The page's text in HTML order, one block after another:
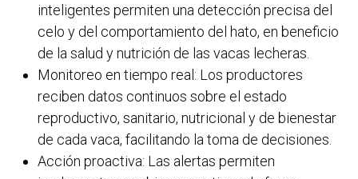
inteligentes permiten una detección precisa del
celo y del comportamiento del hato, en beneficio
de la salud y nutrición de las vacas lecheras.
Monitoreo en tiempo real: Los productores
reciben datos continuos sobre el estado
reproductivo, sanitario, nutricional y de bienestar
de cada vaca, facilitando la toma de decisiones.
Acción proactiva: Las alertas permiten